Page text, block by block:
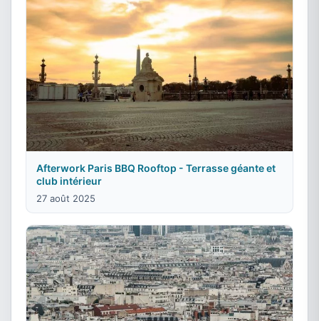
Afterwork Paris BBQ Rooftop - Terrasse géante et
club intérieur
27 août 2025